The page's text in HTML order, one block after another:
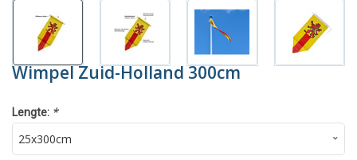
Wimpel Zuid-Holland 300cm
Lengte: *